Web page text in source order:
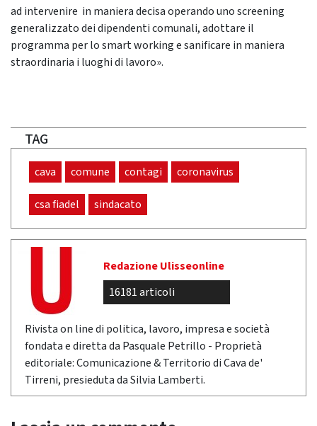
ad intervenire in maniera decisa operando uno screening
generalizzato dei dipendenti comunali, adottare il
programma per lo smart working e sanificare in maniera
straordinaria i luoghi di lavoro».
TAG
cava comune contagi coronavirus
csa fiadel sindacato
Redazione Ulisseonline
16181 articoli
Rivista on line di politica, lavoro, impresa e società
fondata e diretta da Pasquale Petrillo - Proprietà
editoriale: Comunicazione & Territorio di Cava de'
Tirreni, presieduta da Silvia Lamberti.